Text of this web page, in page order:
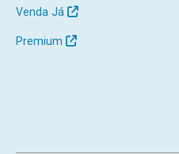
Venda Já
Premium